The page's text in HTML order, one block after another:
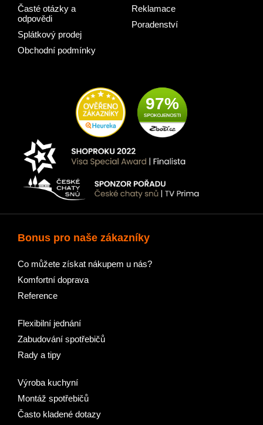
Časté otázky a
odpovědi
Splátkový prodej
Obchodní podmínky
Reklamace
Poradenství
97%
Bonus pro naše zákazníky
Co můžete získat nákupem u nás?
Komfortní doprava
Reference
Flexibilní jednání
Zabudování spotřebičů
Rady a tipy
Výroba kuchyní
Montáž spotřebičů
Často kladené dotazy